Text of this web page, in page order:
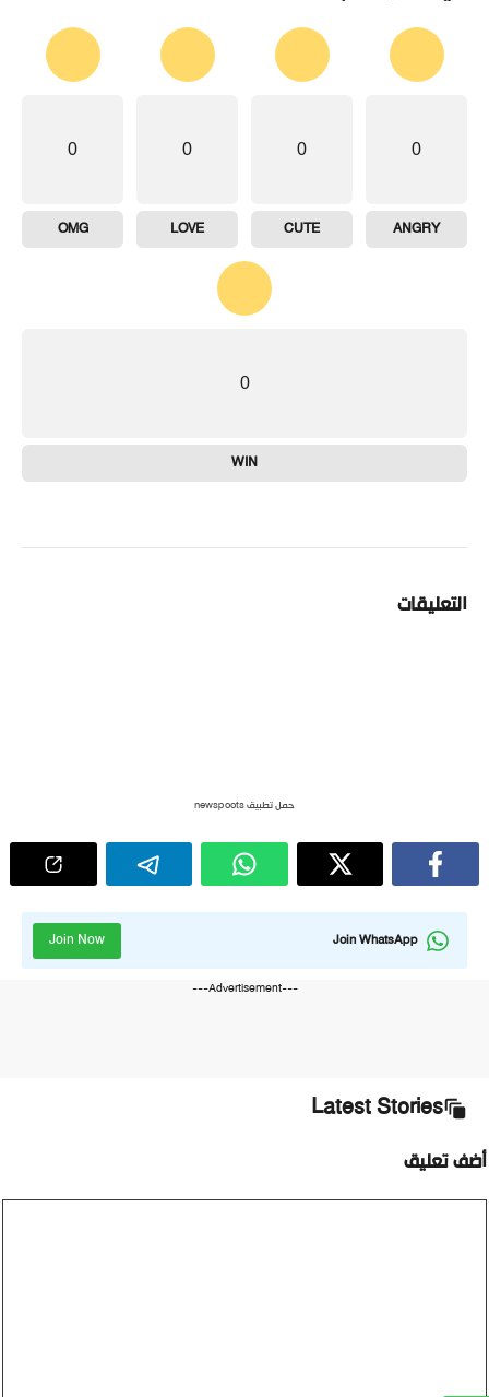
0
ANGRY
0
CUTE
0
LOVE
0
OMG
0
WIN
التعليقات
حمل تطبيق newspoots
Join WhatsApp
Join Now
---Advertisement---
Latest Stories
أضف تعليق